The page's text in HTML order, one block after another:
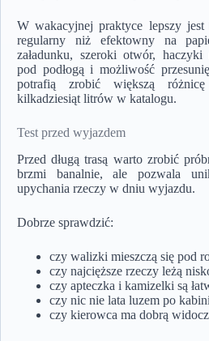
W wakacyjnej praktyce lepszy
regularny niż efektowny na
załadunku, szeroki otwór,
pod podłogą i możliwość
potrafią zrobić większą
kilkadziesiąt litrów w katalogu.
Test przed wyjazdem
Przed długą trasą warto zrobić
brzmi banalnie, ale pozwala
upychania rzeczy w dniu wyjazdu.
Dobrze sprawdzić:
czy walizki mieszczą się pod
czy najcięższe rzeczy leżą
czy apteczka i kamizelki są
czy nic nie lata luzem po
czy kierowca ma dobrą